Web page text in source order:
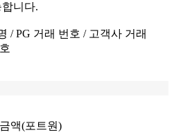
니다.
/ PG 거래 번호 / 고객사 거래
액(포트원)